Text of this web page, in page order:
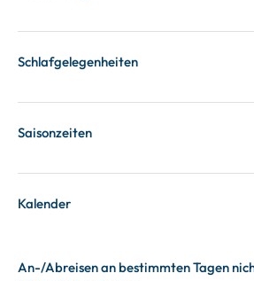
Schlafgelegenheiten
Saisonzeiten
Kalender